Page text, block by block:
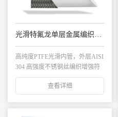
光滑特氟龙单层金属编织管T1S/T1AS
高纯度PTFE光滑内管，外层AISI
304 高强度不锈钢丝编织增强符
合...
查看详细